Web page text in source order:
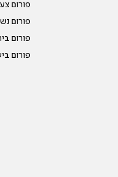
פורום
פורום
פורום
פורום